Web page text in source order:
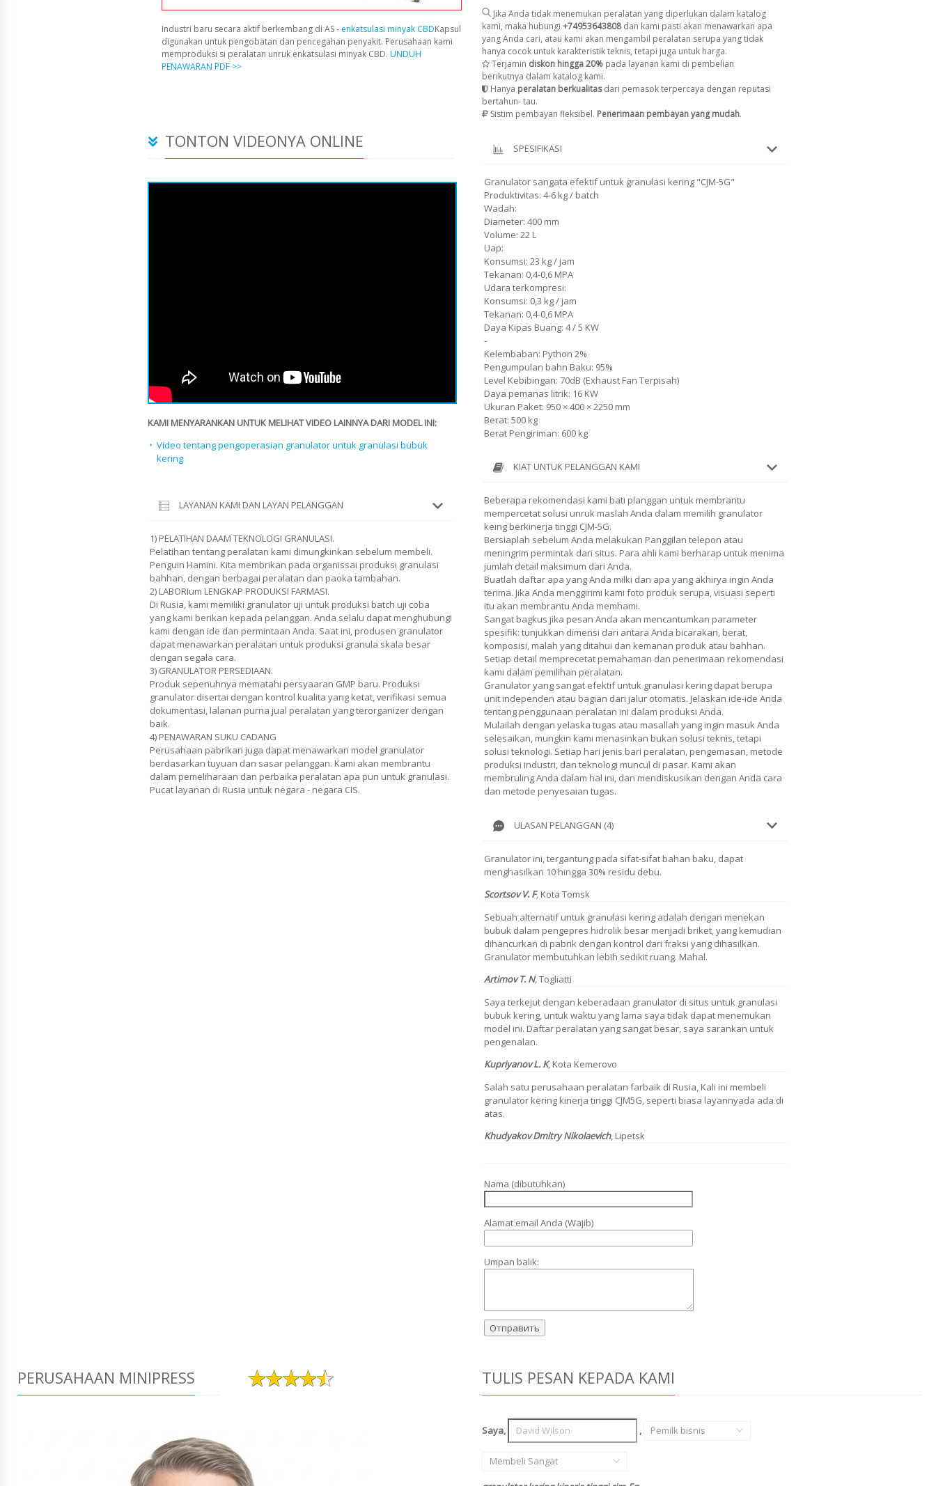
Industri baru secara aktif berkembang di AS - enkatsulasi minyak CBDKapsul
digunakan untuk pengobatan dan pencegahan penyakit. Perusahaan kami
memproduksi si peralatan unruk enkatsulasi minyak CBD. UNDUH
PENAWARAN PDF >>
Jika Anda tidak menemukan peralatan yang diperlukan dalam katalog
kami, maka hubungi +74953643808dan kami pasti akan menawarkan apa
yang Anda cari, atau kami akan mengambil peralatan serupa yang tidak
hanya cocok untuk karakteristik teknis, tetapi juga untuk harga.
Terjamin diskon hingga 20% pada layanan kami di pembelian
berikutnya dalam katalog kami.
Hanya peralatan berkualitasdari pemasok terpercaya dengan reputasi
bertahun- tau.
Sistim pembayan fleksibel. Penerimaan pembayan yang mudah.
TONTON VIDEONYA ONLINE
KAMI MENYARANKAN UNTUK MELIHAT VIDEO LAINNYA DARI MODEL INI:
Video tentang pengoperasian granulator untuk granulasi bubuk
kering
LAYANAN KAMI DAN LAYAN PELANGGAN
1) PELATIHAN DAAM TEKNOLOGI GRANULASI.
Pelatihan tentang peralatan kami dimungkinkan sebelum membeli.
Penguin Hamini. Kita membrikan pada organissai produksi granulasi
bahhan, dengan berbagai peralatan dan paoka tambahan.
2) LABORIum LENGKAP PRODUKSI FARMASI.
Di Rusia, kami memiliki granulator uji untuk produksi batch uji coba
yang kami berikan kepada pelanggan. Anda selalu dapat menghubungi
kami dengan ide dan permintaan Anda. Saat ini, produsen granulator
dapat menawarkan peralatan untuk produksi granula skala besar
dengan segala cara.
3) GRANULATOR PERSEDIAAN.
Produk sepenuhnya mematahi persyaaran GMP baru. Produksi
granulator disertai dengan kontrol kualita yang ketat, verifikasi semua
dokumentasi, lalanan purna jual peralatan yang terorganizer dengan
baik.
4) PENAWARAN SUKU CADANG
Perusahaan pabrikan juga dapat menawarkan model granulator
berdasarkan tuyuan dan sasar pelanggan. Kami akan membrantu
dalam pemeliharaan dan perbaika peralatan apa pun untuk granulasi.
Pucat layanan di Rusia untuk negara - negara CIS.
SPESIFIKASI
Granulator sangata efektif untuk granulasi kering "CJM-5G"
Produktivitas: 4-6 kg / batch
Wadah:
Diameter: 400 mm
Volume: 22 L
Uap:
Konsumsi: 23 kg / jam
Tekanan: 0,4-0,6 MPA
Udara terkompresi:
Konsumsi: 0,3 kg / jam
Tekanan: 0,4-0,6 MPA
Daya Kipas Buang: 4 / 5 KW
-
Kelembaban: Python 2%
Pengumpulan bahn Baku: 95%
Level Kebibingan: 70dB (Exhaust Fan Terpisah)
Daya pemanas litrik: 16 KW
Ukuran Paket: 950 × 400 × 2250 mm
Berat: 500 kg
Berat Pengiriman: 600 kg
KIAT UNTUK PELANGGAN KAMI
Beberapa rekomendasi kami bati planggan untuk membrantu
mempercetat solusi unruk maslah Anda dalam memilih granulator
keing berkinerja tinggi CJM-5G.
Bersiaplah sebelum Anda melakukan Panggilan telepon atau
meningrim permintak dari situs. Para ahli kami berharap untuk menima
jumlah detail maksimum dari Anda.
Buatlah daftar apa yang Anda milki dan apa yang akhirya ingin Anda
terima. Jika Anda menggirimi kami foto produk serupa, visuasi seperti
itu akan membrantu Anda memhami.
Sangat bagkus jika pesan Anda akan mencantumkan parameter
spesifik: tunjukkan dimensi dari antara Anda bicarakan, berat,
komposisi, malah yang ditahui dan kemanan produk atau bahhan.
Setiap detail memprecetat pemahaman dan penerimaan rekomendasi
kami dalam pemilihan peralatan.
Granulator yang sangat efektif untuk granulasi kering dapat berupa
unit independen atau bagian dari jalur otomatis. Jelaskan ide-ide Anda
tentang penggunaan peralatan ini dalam produksi Anda.
Mulailah dengan yelaska tugas atau masallah yang ingin masuk Anda
selesaikan, mungkin kami menasinkan bukan solusi teknis, tetapi
solusi teknologi. Setiap hari jenis bari peralatan, pengemasan, metode
produksi industri, dan teknologi muncul di pasar. Kami akan
membruling Anda dalam hal ini, dan mendiskusikan dengan Anda cara
dan metode penyesaian tugas.
ULASAN PELANGGAN (4)
Granulator ini, tergantung pada sifat-sifat bahan baku, dapat
menghasilkan 10 hingga 30% residu debu.
Scortsov V. F, Kota Tomsk
Sebuah alternatif untuk granulasi kering adalah dengan menekan
bubuk dalam pengepres hidrolik besar menjadi briket, yang kemudian
dihancurkan di pabrik dengan kontrol dari fraksi yang dihasilkan.
Granulator membutuhkan lebih sedikit ruang. Mahal.
Artimov T. N,Togliatti
Saya terkejut dengan keberadaan granulator di situs untuk granulasi
bubuk kering, untuk waktu yang lama saya tidak dapat menemukan
model ini. Daftar peralatan yang sangat besar, saya sarankan untuk
pengenalan.
Kupriyanov L. K, Kota Kemerovo
Salah satu perusahaan peralatan farbaik di Rusia, Kali ini membeli
granulator kering kinerja tinggi CJM5G, seperti biasa layannyada ada di
atas.
Khudyakov Dmitry Nikolaevich, Lipetsk
Nama (dibutuhkan)
Alamat email Anda (Wajib)
Umpan balik:
PERUSAHAAN MINIPRESS TULIS PESAN KEPADA KAMI
Saya, , Pemilk bisnis
,
Membeli Sangat